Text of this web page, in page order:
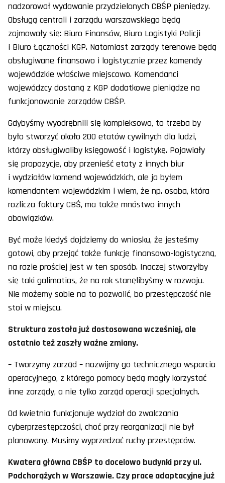
nadzorował wydawanie przydzielonych CBŚP pieniędzy.
Obsługą centrali i zarządu warszawskiego będą
zajmowały się: Biuro Finansów, Biuro Logistyki Policji
i Biuro Łączności KGP. Natomiast zarządy terenowe będą
obsługiwane finansowo i logistycznie przez komendy
wojewódzkie właściwe miejscowo. Komendanci
wojewódzcy dostaną z KGP dodatkowe pieniądze na
funkcjonowanie zarządów CBŚP.
Gdybyśmy wyodrębnili się kompleksowo, to trzeba by
było stworzyć około 200 etatów cywilnych dla ludzi,
którzy obsługiwaliby księgowość i logistykę. Pojawiały
się propozycje, aby przenieść etaty z innych biur
i wydziałów komend wojewódzkich, ale ja byłem
komendantem wojewódzkim i wiem, że np. osoba, która
rozlicza faktury CBŚ, ma także mnóstwo innych
obowiązków.
Być może kiedyś dojdziemy do wniosku, że jesteśmy
gotowi, aby przejąć także funkcję finansowo-logistyczną,
na razie prościej jest w ten sposób. Inaczej stworzyłby
się taki galimatias, że na rok stanęlibyśmy w rozwoju.
Nie możemy sobie na to pozwolić, bo przestępczość nie
stoi w miejscu.
Struktura została już dostosowana wcześniej, ale
ostatnio też zaszły ważne zmiany.
– Tworzymy zarząd – nazwijmy go technicznego wsparcia
operacyjnego, z którego pomocy będą mogły korzystać
inne zarządy, a nie tylko zarząd operacji specjalnych.
Od kwietnia funkcjonuje wydział do zwalczania
cyberprzestępczości, choć przy reorganizacji nie był
planowany. Musimy wyprzedzać ruchy przestępców.
Kwatera główna CBŚP to docelowo budynki przy ul.
Podchorążych w Warszawie. Czy prace adaptacyjne już